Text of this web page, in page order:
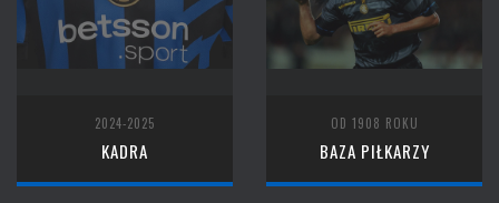
2024-2025
KADRA
OD 1908 ROKU
BAZA PIŁKARZY